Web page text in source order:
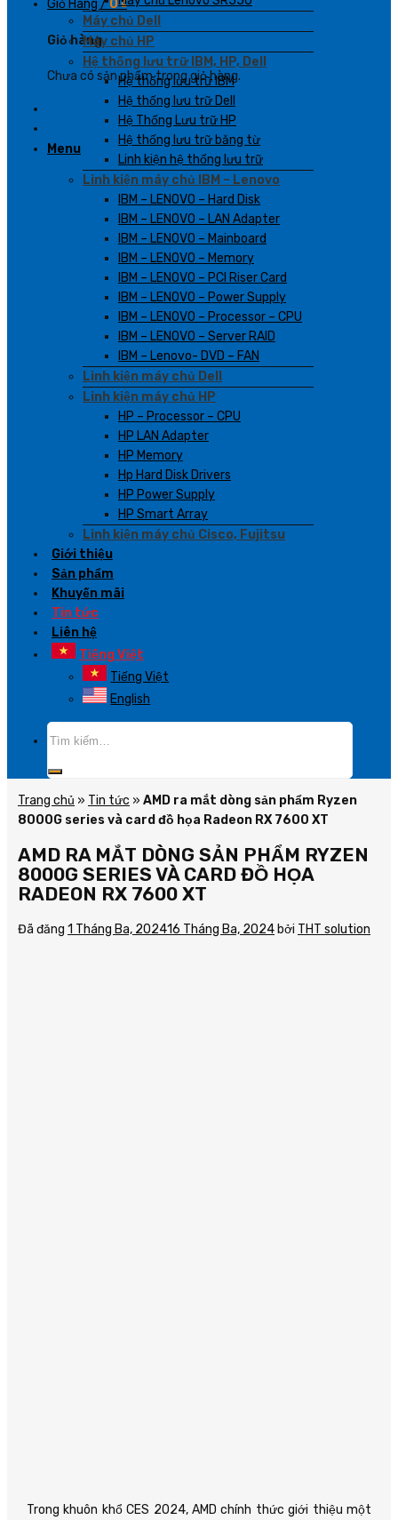
Giỏ Hàng /0₫
Giỏ hàng
Chưa có sản phẩm trong giỏ hàng.
Menu
Máy chủ Dell
Máy chủ HP
Hệ thống lưu trữ IBM, HP, Dell
Hệ thống lưu trữ IBM
Hệ thống lưu trữ Dell
Hệ Thống Lưu trữ HP
Hệ thống lưu trữ băng từ
Linh kiện hệ thống lưu trữ
Linh kiện máy chủ IBM – Lenovo
IBM – LENOVO – Hard Disk
IBM – LENOVO – LAN Adapter
IBM – LENOVO – Mainboard
IBM – LENOVO – Memory
IBM – LENOVO – PCI Riser Card
IBM – LENOVO – Power Supply
IBM – LENOVO – Processor – CPU
IBM – LENOVO – Server RAID
IBM – Lenovo- DVD – FAN
Linh kiện máy chủ Dell
Linh kiện máy chủ HP
HP – Processor – CPU
HP LAN Adapter
HP Memory
Hp Hard Disk Drivers
HP Power Supply
HP Smart Array
Linh kiện máy chủ Cisco, Fujitsu
Giới thiệu
Sản phẩm
Khuyến mãi
Tin tức
Liên hệ
Tiếng Việt
Tiếng Việt
English
Trang chủ » Tin tức » AMD ra mắt dòng sản phẩm Ryzen
8000G series và card đồ họa Radeon RX 7600 XT
AMD RA MẮT DÒNG SẢN PHẨM RYZEN
8000G SERIES VÀ CARD ĐỒ HỌA
RADEON RX 7600 XT
Đã đăng 1 Tháng Ba, 202416 Tháng Ba, 2024 bởi THT solution
Trong khuôn khổ CES 2024, AMD chính thức giới thiệu một